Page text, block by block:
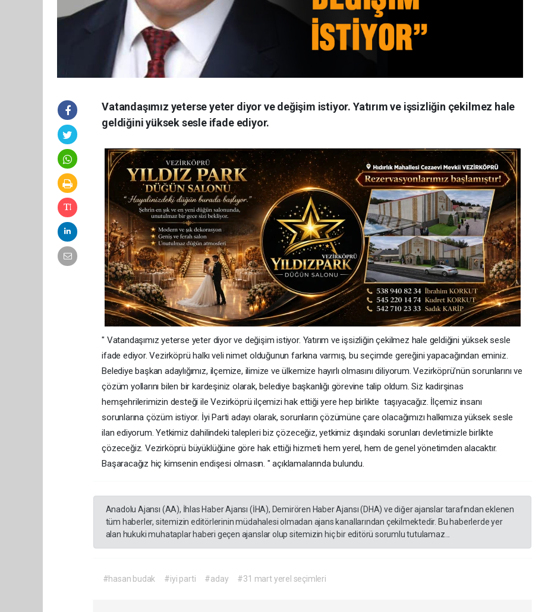
Vatandaşımız yeterse yeter diyor ve değişim istiyor. Yatırım ve işsizliğin çekilmez hale
geldiğini yüksek sesle ifade ediyor.
" Vatandaşımız yeterse yeter diyor ve değişim istiyor. Yatırım ve işsizliğin çekilmez hale geldiğini yüksek sesle
ifade ediyor. Vezirköprü halkı veli nimet olduğunun farkına varmış, bu seçimde gereğini yapacağından eminiz.
Belediye başkan adaylığımız, ilçemize, ilimize ve ülkemize hayırlı olmasını diliyorum. Vezirköprü’nün sorunlarını ve
çözüm yollarını bilen bir kardeşiniz olarak, belediye başkanlığı görevine talip oldum. Siz kadirşinas
hemşehrilerimizin desteği ile Vezirköprü ilçemizi hak ettiği yere hep birlikte taşıyacağız. İlçemiz insanı
sorunlarına çözüm istiyor. İyi Parti adayı olarak, sorunların çözümüne çare olacağımızı halkımıza yüksek sesle
ilan ediyorum. Yetkimiz dahilindeki talepleri biz çözeceğiz, yetkimiz dışındaki sorunları devletimizle birlikte
çözeceğiz. Vezirköprü büyüklüğüne göre hak ettiği hizmeti hem yerel, hem de genel yönetimden alacaktır.
Başaracağız hiç kimsenin endişesi olmasın. " açıklamalarında bulundu.
Anadolu Ajansı (AA), İhlas Haber Ajansı (İHA), Demirören Haber Ajansı (DHA) ve diğer ajanslar tarafından eklenen
tüm haberler, sitemizin editörlerinin müdahalesi olmadan ajans kanallarından çekilmektedir. Bu haberlerde yer
alan hukuki muhataplar haberi geçen ajanslar olup sitemizin hiç bir editörü sorumlu tutulamaz...
#hasan budak #iyi parti #aday #31 mart yerel seçimleri